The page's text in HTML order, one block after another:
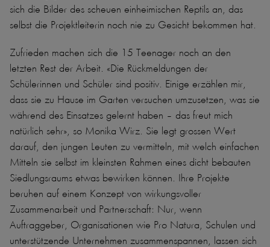
sich die Bilder des scheuen einheimischen Reptils an, das
selbst die Projektleiterin noch nie zu Gesicht bekommen hat.
Zufrieden machen sich die 15 Teenager noch an den
letzten Rest der Arbeit. «Die Rückmeldungen der
Schülerinnen und Schüler sind positiv. Einige erzählen mir,
dass sie zu Hause im Garten versuchen umzusetzen, was sie
während des Einsatzes gelernt haben – das freut mich
natürlich sehr», so Monika Wirz. Sie legt grossen Wert
darauf, den jungen Leuten zu vermitteln, mit welch einfachen
Mitteln sie selbst im kleinsten Rahmen eines dicht bebauten
Siedlungsraums etwas bewirken können. Ihre Projekte
beruhen auf einem Konzept von wirkungsvoller
Zusammenarbeit und Partnerschaft: Nur, wenn
Auftraggeber, Organisationen wie Pro Natura, Schulen und
unterstützende Unternehmen zusammenspannen, lassen sich